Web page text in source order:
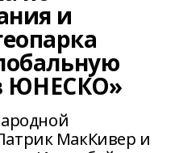
и
ЮНЕСКО»
МакКивер и